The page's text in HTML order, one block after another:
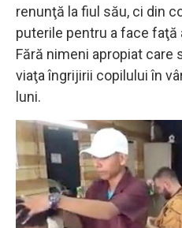
renunţă la fiul său, ci din
puterile pentru a face
Fără nimeni apropiat care
viaţa îngrijirii copilului în
luni.